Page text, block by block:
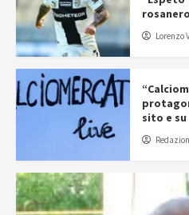
rosanero
Lorenzo
sito e su